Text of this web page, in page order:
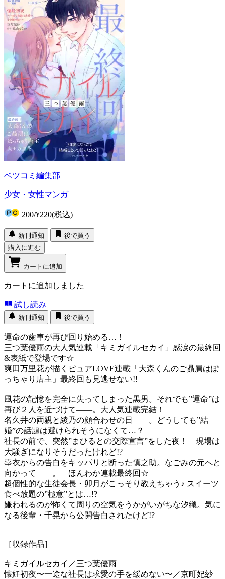
ベツコミ編集部
少女・女性マンガ
200/¥220(税込)
新刊通知
後で買う
購入に進む
カートに追加
カートに追加しました
試し読み
新刊通知 後で買う
運命の歯車が再び回り始める…！
三つ葉優雨の大人気連載「キミガイルセカイ」感涙の最終回
&表紙で登場です☆
爽田万里花が描くピュアLOVE連載「大森くんのご贔屓はぽ
っちゃり店主」最終回も見逃せない!!
風花の記憶を完全に失ってしまった黒男。それでも”運命”は
再び２人を近づけて――。大人気連載完結！
名久井の両親と綾乃の顔合わせの日――。どうしても”結
婚”の話題は避けられそうになくて…？
社長の前で、突然”まひるとの交際宣言”をした夜！ 現場は
大騒ぎになりそうだったけれど!?
塁衣からの告白をキッパリと断った慎之助。なごみの元へと
向かって――。 ほんわか連載最終回☆
超個性的な生徒会長・卯月がこっそり教えちゃう♪ スイーツ
食べ放題の”極意”とは…!?
嫌われるのが怖くて周りの空気をうかがいがちな汐織。気に
なる後輩・千晃から公開告白されたけど!?
［収録作品］
キミガイルセカイ／三つ葉優雨
懐妊初夜〜一途な社長は求愛の手を緩めない〜／京町妃紗